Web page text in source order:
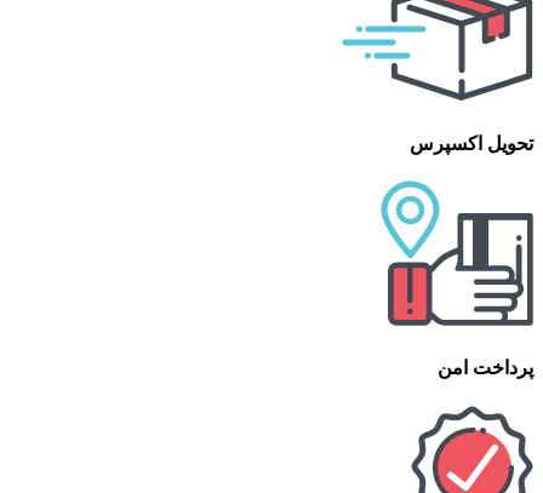
تحویل اکسپرس
پرداخت امن